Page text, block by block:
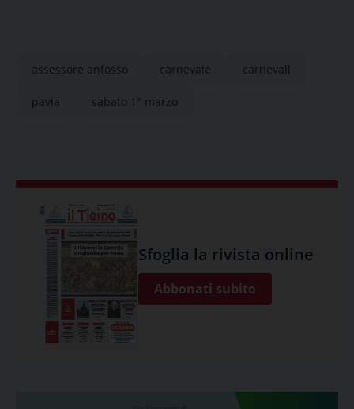
assessore anfosso carnevale carnevall
pavia sabato 1° marzo
Sfoglia la rivista online
Abbonati subito